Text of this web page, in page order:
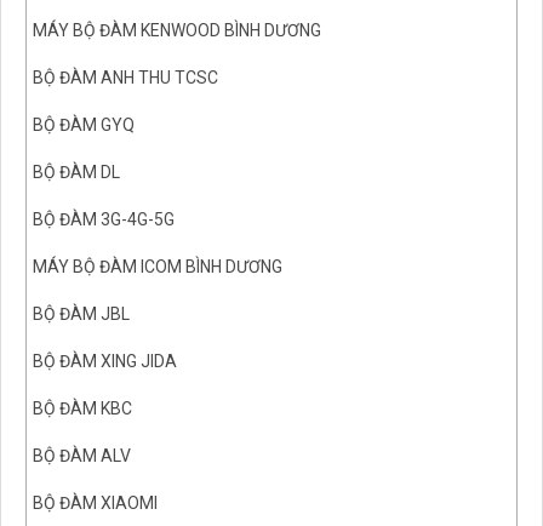
MÁY BỘ ĐÀM KENWOOD BÌNH DƯƠNG
BỘ ĐÀM ANH THU TCSC
BỘ ĐÀM GYQ
BỘ ĐÀM DL
BỘ ĐÀM 3G-4G-5G
MÁY BỘ ĐÀM ICOM BÌNH DƯƠNG
BỘ ĐÀM JBL
BỘ ĐÀM XING JIDA
BỘ ĐÀM KBC
BỘ ĐÀM ALV
BỘ ĐÀM XIAOMI